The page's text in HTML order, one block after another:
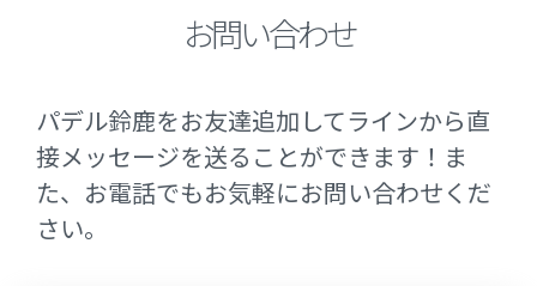
お問い合わせ
パデル鈴鹿をお友達追加してラインから直
接メッセージを送ることができます！ま
た、お電話でもお気軽にお問い合わせくだ
さい。